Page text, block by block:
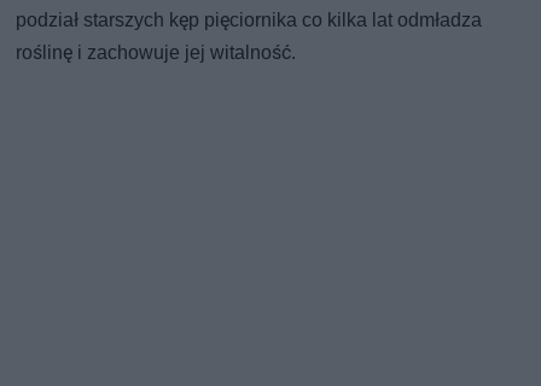
podział starszych kęp pięciornika co kilka lat odmładza
roślinę i zachowuje jej witalność.